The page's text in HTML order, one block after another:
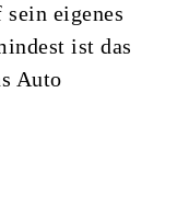
eigenes
ist das
Auto